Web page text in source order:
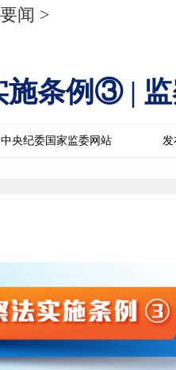
要闻 >
施条例③ |
央纪委国家监委网站 发